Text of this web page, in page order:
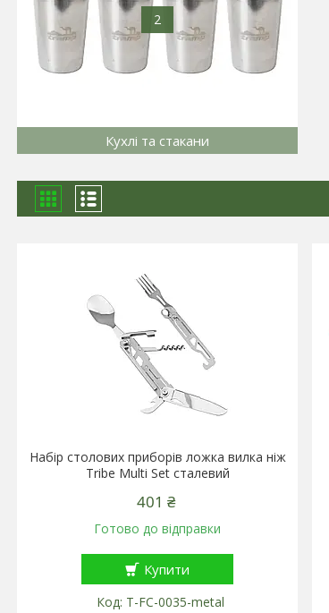
2
Кухлі та стакани
Набір столових приборів ложка вилка ніж
Tribe Multi Set сталевий
401 ₴
Готово до відправки
Купити
T-FC-0035-metal